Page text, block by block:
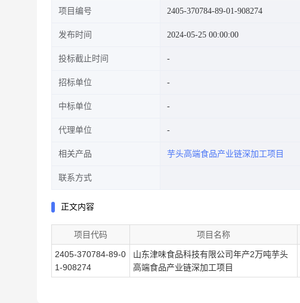
项目编号 2405-370784-89-01-908274
发布时间 2024-05-25 00:00:00
投标截止时间
招标单位
中标单位
代理单位
相关产品 芋头高端食品产业链深加工项目
联系方式
正文内容
项目代码 项目名称
2405-370784-89-0
1-908274
山东津味食品科技有限公司年产2万吨芋头
高端食品产业链深加工项目